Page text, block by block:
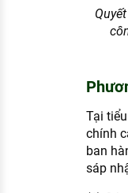
Tại
chính
ban
sáp